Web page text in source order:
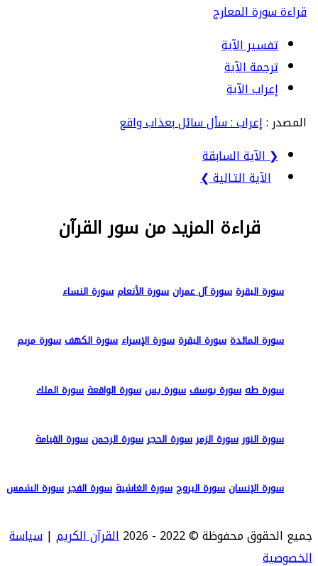
قراءة سورة المعارج
تفسير الآية
ترجمة الآية
إعراب الآية
المصدر :إعراب : سأل سائل بعذاب واقع
❮ الآية السابقة
الآية التـالية ❯
قراءة المزيد من سور القرآن
سورة البقرة سورة آل عمران سورة الأنعام سورة النساء
سورة المائدة سورة البقرة سورة الإسراء سورة الكهف سورة مريم
سورة طه سورة يوسف سورة يس سورة الواقعة سورة الملك
سورة النور سورة الزمر سورة الحجر سورة الرحمن سورة القيامة
سورة الإنسان سورة البروج سورة الغاشية سورة الفجر سورة الشمس
جميع الحقوق محفوظة © 2022 - 2026 القرآن الكريم | سياسة
الخصوصية